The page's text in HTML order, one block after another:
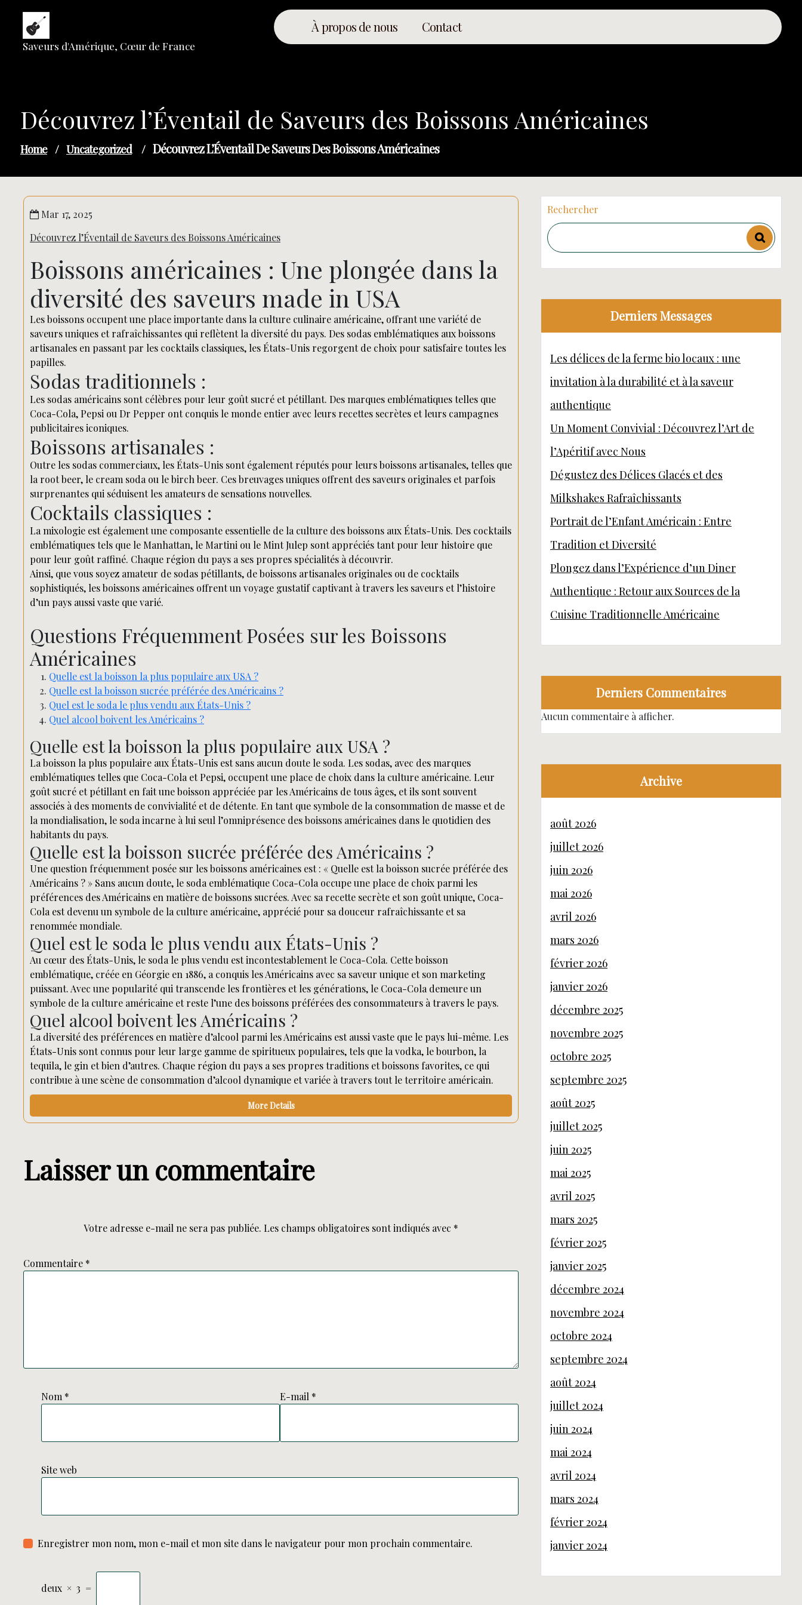
content
Saveurs d'Amérique, Cœur de France
À propos de nous Contact
Découvrez l’Éventail de Saveurs des Boissons Américaines
Home / Uncategorized / Découvrez L’Éventail De Saveurs Des Boissons Américaines
Mar 17, 2025
Découvrez l’Éventail de Saveurs des Boissons Américaines
Boissons américaines : Une plongée dans la
diversité des saveurs made in USA
Les boissons occupent une place importante dans la culture culinaire américaine, offrant une variété de
saveurs uniques et rafraîchissantes qui reflètent la diversité du pays. Des sodas emblématiques aux boissons
artisanales en passant par les cocktails classiques, les États-Unis regorgent de choix pour satisfaire toutes les
papilles.
Sodas traditionnels :
Les sodas américains sont célèbres pour leur goût sucré et pétillant. Des marques emblématiques telles que
Coca-Cola, Pepsi ou Dr Pepper ont conquis le monde entier avec leurs recettes secrètes et leurs campagnes
publicitaires iconiques.
Boissons artisanales :
Outre les sodas commerciaux, les États-Unis sont également réputés pour leurs boissons artisanales, telles que
la root beer, le cream soda ou le birch beer. Ces breuvages uniques offrent des saveurs originales et parfois
surprenantes qui séduisent les amateurs de sensations nouvelles.
Cocktails classiques :
La mixologie est également une composante essentielle de la culture des boissons aux États-Unis. Des cocktails
emblématiques tels que le Manhattan, le Martini ou le Mint Julep sont appréciés tant pour leur histoire que
pour leur goût raffiné. Chaque région du pays a ses propres spécialités à découvrir.
Ainsi, que vous soyez amateur de sodas pétillants, de boissons artisanales originales ou de cocktails
sophistiqués, les boissons américaines offrent un voyage gustatif captivant à travers les saveurs et l’histoire
d’un pays aussi vaste que varié.
Questions Fréquemment Posées sur les Boissons
Américaines
Quelle est la boisson la plus populaire aux USA ?
Quelle est la boisson sucrée préférée des Américains ?
Quel est le soda le plus vendu aux États-Unis ?
Quel alcool boivent les Américains ?
Quelle est la boisson la plus populaire aux USA ?
La boisson la plus populaire aux États-Unis est sans aucun doute le soda. Les sodas, avec des marques
emblématiques telles que Coca-Cola et Pepsi, occupent une place de choix dans la culture américaine. Leur
goût sucré et pétillant en fait une boisson appréciée par les Américains de tous âges, et ils sont souvent
associés à des moments de convivialité et de détente. En tant que symbole de la consommation de masse et de
la mondialisation, le soda incarne à lui seul l’omniprésence des boissons américaines dans le quotidien des
habitants du pays.
Quelle est la boisson sucrée préférée des Américains ?
Une question fréquemment posée sur les boissons américaines est : « Quelle est la boisson sucrée préférée des
Américains ? » Sans aucun doute, le soda emblématique Coca-Cola occupe une place de choix parmi les
préférences des Américains en matière de boissons sucrées. Avec sa recette secrète et son goût unique, Coca-
Cola est devenu un symbole de la culture américaine, apprécié pour sa douceur rafraîchissante et sa
renommée mondiale.
Quel est le soda le plus vendu aux États-Unis ?
Au cœur des États-Unis, le soda le plus vendu est incontestablement le Coca-Cola. Cette boisson
emblématique, créée en Géorgie en 1886, a conquis les Américains avec sa saveur unique et son marketing
puissant. Avec une popularité qui transcende les frontières et les générations, le Coca-Cola demeure un
symbole de la culture américaine et reste l’une des boissons préférées des consommateurs à travers le pays.
Quel alcool boivent les Américains ?
La diversité des préférences en matière d’alcool parmi les Américains est aussi vaste que le pays lui-même. Les
États-Unis sont connus pour leur large gamme de spiritueux populaires, tels que la vodka, le bourbon, la
tequila, le gin et bien d’autres. Chaque région du pays a ses propres traditions et boissons favorites, ce qui
contribue à une scène de consommation d’alcool dynamique et variée à travers tout le territoire américain.
More Details
Laisser un commentaire
Votre adresse e-mail ne sera pas publiée. Les champs obligatoires sont indiqués avec *
Commentaire *
Nom * E-mail *
Site web
Enregistrer mon nom, mon e-mail et mon site dans le navigateur pour mon prochain commentaire.
deux × 3 =
Rechercher
Derniers Messages
Les délices de la ferme bio locaux : une
invitation à la durabilité et à la saveur
authentique
Un Moment Convivial : Découvrez l’Art de
l’Apéritif avec Nous
Dégustez des Délices Glacés et des
Milkshakes Rafraîchissants
Portrait de l’Enfant Américain : Entre
Tradition et Diversité
Plongez dans l’Expérience d’un Diner
Authentique : Retour aux Sources de la
Cuisine Traditionnelle Américaine
Derniers Commentaires
Aucun commentaire à afficher.
Archive
août 2026
juillet 2026
juin 2026
mai 2026
avril 2026
mars 2026
février 2026
janvier 2026
décembre 2025
novembre 2025
octobre 2025
septembre 2025
août 2025
juillet 2025
juin 2025
mai 2025
avril 2025
mars 2025
février 2025
janvier 2025
décembre 2024
novembre 2024
octobre 2024
septembre 2024
août 2024
juillet 2024
juin 2024
mai 2024
avril 2024
mars 2024
février 2024
janvier 2024